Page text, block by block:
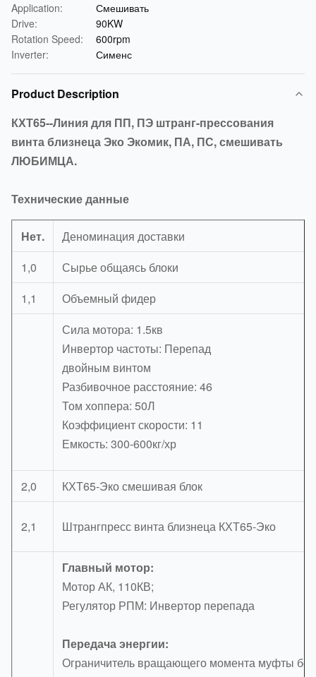
Application:
Смешивать
Drive:
90KW
Rotation Speed:
600rpm
Inverter:
Сименс
Product Description
КХТ65--Линия для ПП, ПЭ штранг-прессования
винта близнеца Эко Экомик, ПА, ПС, смешивать
ЛЮБИМЦА.
Технические данные
Нет.
Деноминация доставки
1,0
Сырье общаясь блоки
1,1
Объемный фидер
Сила мотора: 1.5кв
Инвертор частоты: Перепад
двойным винтом
Разбивочное расстояние: 46
Том хоппера: 50Л
Коэффициент скорости: 11
Емкость: 300-600кг/хр
2,0 КХТ65-Эко смешивая блок
2,1 Штрангпресс винта близнеца КХТ65-Эко
Главный мотор:
Мотор АК, 110КВ;
Регулятор РПМ: Инвертор перепада
Передача энергии:
Ограничитель вращающего момента муфты